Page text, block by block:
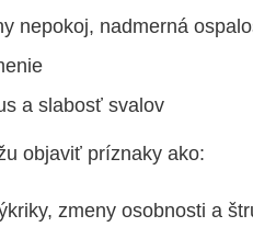
nepokoj, nadmerná
a slabosť svalov
objaviť príznaky ako:
zmeny osobnosti a